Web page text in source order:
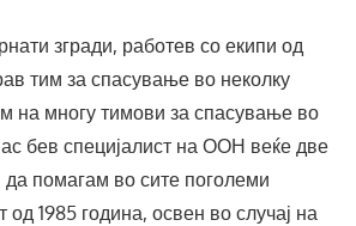
згради, работев со екипи од
тим за спасување во неколку
на многу тимови за спасување во
бев специјалист на ООН веќе две
да помагам во сите поголеми
од 1985 година, освен во случај на